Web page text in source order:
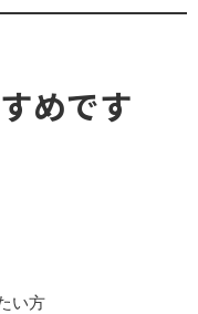
めです
い方